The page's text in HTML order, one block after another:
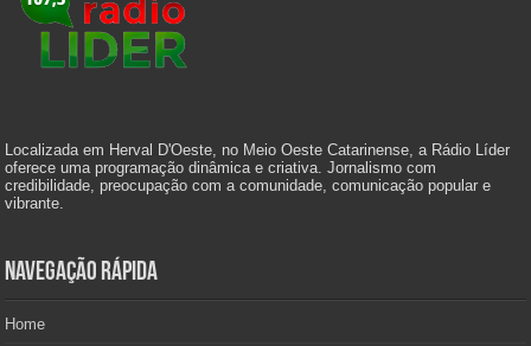
Localizada em Herval D'Oeste, no Meio Oeste Catarinense, a Rádio Líder
oferece uma programação dinâmica e criativa. Jornalismo com
credibilidade, preocupação com a comunidade, comunicação popular e
vibrante.
Navegação Rápida
Home